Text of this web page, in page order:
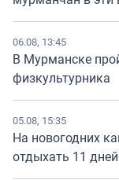
06.08, 13:45
В Мурманске
физкультурника
05.08, 15:35
На новогодних
отдыхать 11 дней